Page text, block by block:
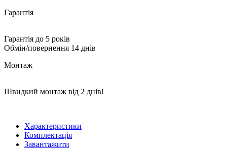
Гарантія
Гарантія до 5 років
Обмін/повернення 14 днів
Монтаж
Швидкий монтаж від 2 днів!
Характеристики
Комплектація
Завантажити